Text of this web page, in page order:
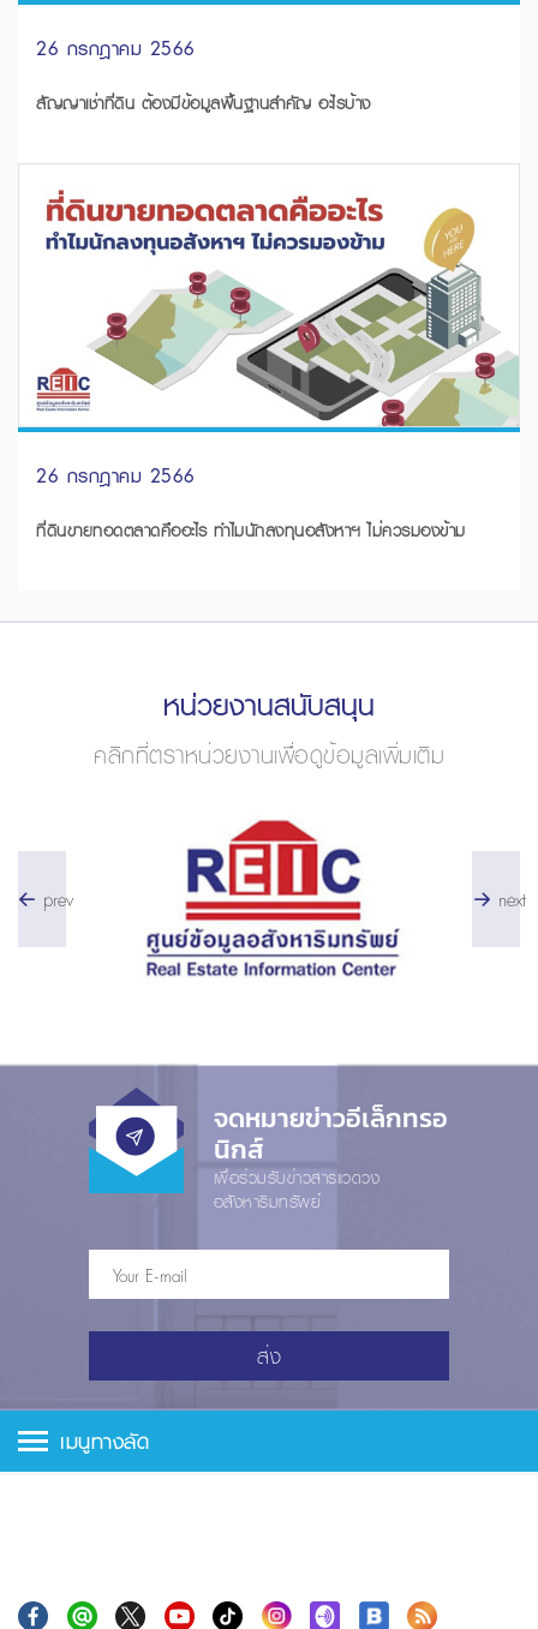
26 กรกฎาคม 2566
สัญญาเช่าที่ดิน ต้องมีข้อมูลพื้นฐานสำคัญ อะไรบ้าง
26 กรกฎาคม 2566
ที่ดินขายทอดตลาดคืออะไร ทำไมนักลงทุนอสังหาฯ ไม่ควรมองข้าม
หน่วยงานสนับสนุน
คลิกที่ตราหน่วยงานเพื่อดูข้อมูลเพิ่มเติม
prev next
จดหมายข่าวอีเล็กทรอ
นิกส์
เพื่อร่วมรับข่าวสารแวดวง
อสังหาริมทรัพย์
ส่ง
เมนูทางลัด